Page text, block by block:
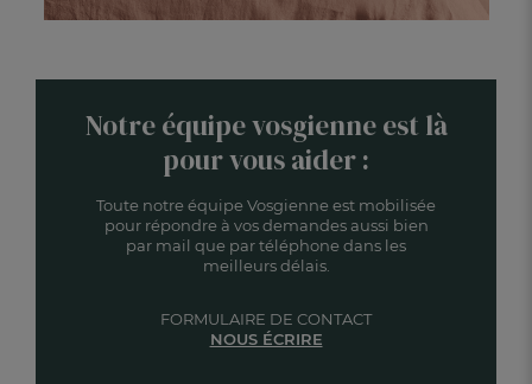
Notre équipe vosgienne est là
pour vous aider :
Toute notre équipe Vosgienne est mobilisée
pour répondre à vos demandes aussi bien
par mail que par téléphone dans les
meilleurs délais.
FORMULAIRE DE CONTACT
NOUS ÉCRIRE